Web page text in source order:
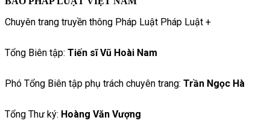
Chuyên trang truyền thông Pháp Luật Pháp Luật +
Tổng Biên tập: Tiến sĩ Vũ Hoài Nam
Phó Tổng Biên tập phụ trách chuyên trang: Trần Ngọc Hà
Tổng Thư ký: Hoàng Văn Vượng